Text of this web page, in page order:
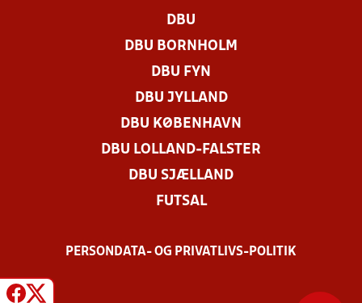
DBU
DBU BORNHOLM
DBU FYN
DBU JYLLAND
DBU KØBENHAVN
DBU LOLLAND-FALSTER
DBU SJÆLLAND
FUTSAL
PERSONDATA- OG PRIVATLIVS-POLITIK